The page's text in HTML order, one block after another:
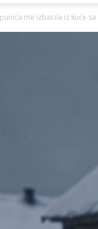
me izbacila iz kuće sa